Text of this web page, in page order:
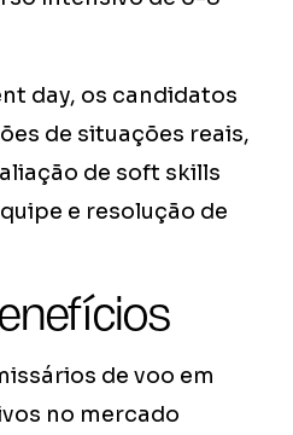
day, os candidatos
de situações reais,
de soft skills
e resolução de
de voo em
no mercado